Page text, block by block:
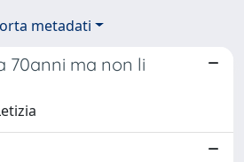
metadati
70anni ma non li